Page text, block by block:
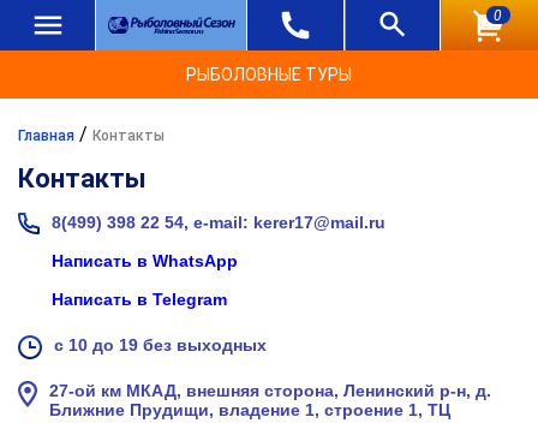
0
РЫБОЛОВНЫЕ ТУРЫ
Главная / Контакты
Контакты
8(499) 398 22 54, e-mail: kerer17@mail.ru
Написать в WhatsApp
Написать в Telegram
с 10 до 19 без выходных
27-ой км МКАД, внешняя сторона, Ленинский р-н, д.
Ближние Прудищи, владение 1, строение 1, ТЦ